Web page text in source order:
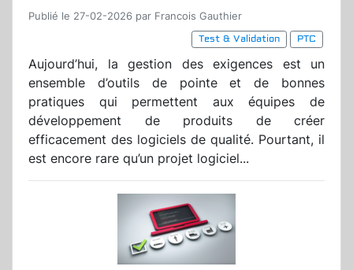
Publié le 27-02-2026 par Francois Gauthier
Test & Validation
PTC
Aujourd’hui, la gestion des exigences est un
ensemble d’outils de pointe et de bonnes
pratiques qui permettent aux équipes de
développement de produits de créer
efficacement des logiciels de qualité. Pourtant, il
est encore rare qu’un projet logiciel...